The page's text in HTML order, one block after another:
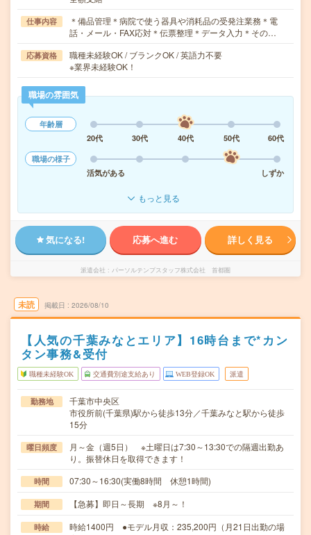
仕事内容
＊備品管理＊病院で使う器具や消耗品の受発注業務＊電
話・メール・FAX応対＊伝票整理＊データ入力＊その…
応募資格
職種未経験OK / ブランクOK / 英語力不要
※業界未経験OK！
職場の雰囲気
年齢層
20代
30代 40代 50代
60代
職場の様子
活気がある
しずか
もっと見る
気になる! 応募へ進む 詳しく見る
派遣会社 パーソルテンプスタッフ株式会社 首都圏
未読 掲載日 2026/08/10
【人気の千葉みなとエリア】16時台まで*カン
タン事務&受付
職種未経験OK 交通費別途支給あり WEB登録OK 派遣
勤務地
千葉市中央区
市役所前(千葉県)駅から徒歩13分／千葉みなと駅から徒歩
15分
曜日頻度
月～金（週5日） ※土曜日は7:30～13:30での隔週出勤あ
り。振替休日を取得できます！
時間 07:30～16:30(実働8時間 休憩1時間)
期間 【急募】即日～長期 ※8月～！
時給
時給1400円 ●モデル月収：235,200円（月21日出勤の場